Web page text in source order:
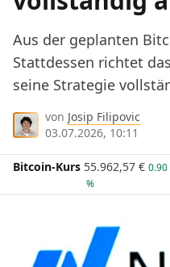
Aus der geplanten
Stattdessen richtet
seine Strategie
von Josip Filipovic
03.07.2026, 10:11
Bitcoin-Kurs 55.962,57 € 0.90
%